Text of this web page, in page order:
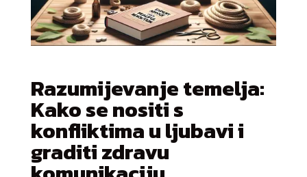
Razumijevanje temelja:
Kako se nositi s
konfliktima u ljubavi i
graditi zdravu